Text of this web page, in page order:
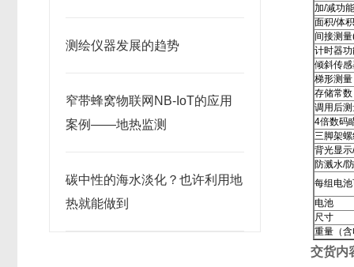
测绘仪器发展的​趋势
窄带蜂窝物联网NB-IoT的应用
案例——地热监测
碳中性的海水淡化？也许利用地
热就能做到
加/减功
面积/体
间接测
计时器
倾斜传
梯形测量
存储常数
调用后
4倍数码
三脚架
背光显
防溅水/
每组电
电池
尺寸
重量（
交货内